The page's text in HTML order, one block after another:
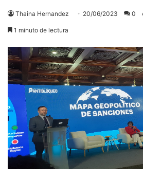
Thaina Hernandez 20/06/2023 0
1 minuto de lectura